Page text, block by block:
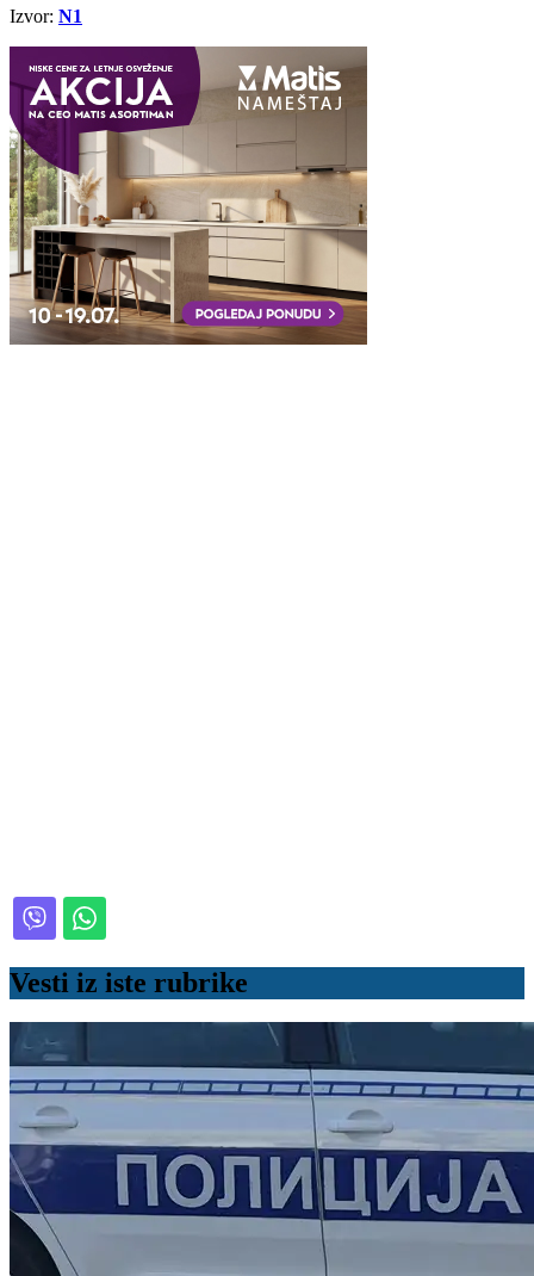
Izvor: N1
Vesti iz iste rubrike